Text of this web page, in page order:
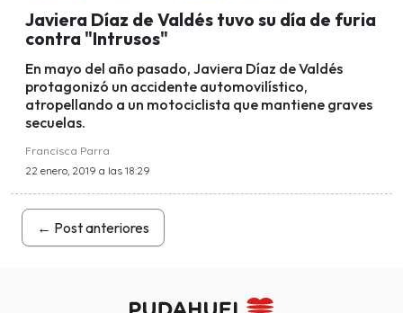
Javiera Díaz de Valdés tuvo su día de furia
contra "Intrusos"
En mayo del año pasado, Javiera Díaz de Valdés
protagonizó un accidente automovilístico,
atropellando a un motociclista que mantiene graves
secuelas.
Francisca Parra
22 enero, 2019 a las 18:29
← Post anteriores